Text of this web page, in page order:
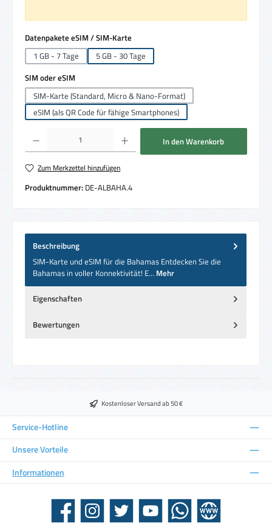
Datenpakete eSIM / SIM-Karte
1 GB - 7 Tage
5 GB - 30 Tage
SIM oder eSIM
SIM-Karte (Standard, Micro & Nano-Format)
eSIM (als QR Code für fähige Smartphones)
Produkt Anzahl: Gib den gewünschten Wert ein oder benutze die Schaltflächen um
In den Warenkorb
Zum Merkzettel hinzufügen
Produktnummer: DE-ALBAHA.4
Beschreibung
SIM-Karte und eSIM für die Bahamas Entdecken Sie die
Bahamas in voller Konnektivität! E… Mehr
Eigenschaften
Bewertungen
Kostenloser Versand ab 50 €
Service-Hotline
Unsere Vorteile
Informationen
Facebook Instagram Twitter YouTube WhatsApp Website